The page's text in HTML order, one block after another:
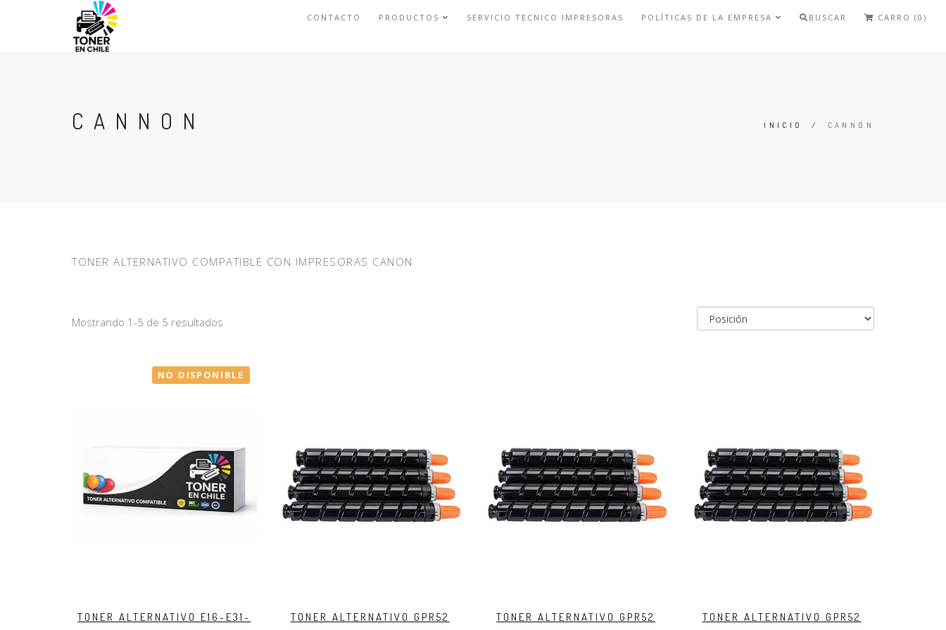
CONTACTO PRODUCTOS SERVICIO TECNICO IMPRESORAS POLÍTICAS DE LA EMPRESA BUSCAR CARRO (0)
CANNON INICIO / CANNON
TONER ALTERNATIVO COMPATIBLE CON IMPRESORAS CANON
Mostrando 1-5 de 5 resultados
NO DISPONIBLE
TONER ALTERNATIVO E16-E31-
TONER ALTERNATIVO GPR52
TONER ALTERNATIVO GPR52
TONER ALTERNATIVO GPR52